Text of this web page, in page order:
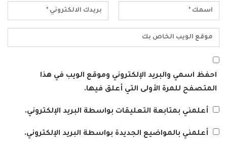
احفظ اسمي والبريد الإلكتروني وموقع الويب في هذا
المتصفح للمرة الأولى التي أعلق فيها.
أعلمني بمتابعة التعليقات بواسطة البريد الإلكتروني.
أعلمني بالمواضيع الجديدة بواسطة البريد الإلكتروني.